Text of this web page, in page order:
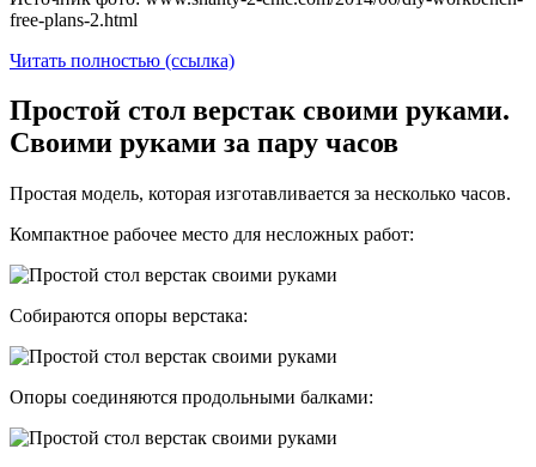
free-plans-2.html
Читать полностью (ссылка)
Простой стол верстак своими руками.
Своими руками за пару часов
Простая модель, которая изготавливается за несколько часов.
Компактное рабочее место для несложных работ:
Собираются опоры верстака:
Опоры соединяются продольными балками: